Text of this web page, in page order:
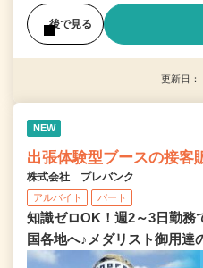
後で見る
更新日
NEW
出張体験型ブースの接客
株式会社 プレバンク
アルバイト パート
知識ゼロOK！週2～3日勤務
国各地へ♪メダリスト御用